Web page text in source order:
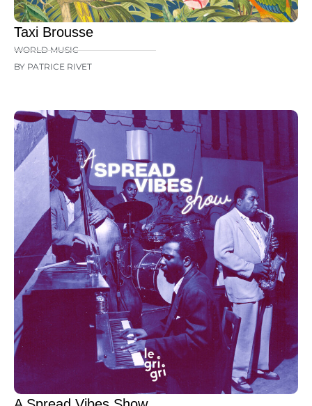
Taxi Brousse
WORLD MUSIC
BY PATRICE RIVET